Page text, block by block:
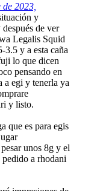
2023,
y
de ver
Legalis Squid
3.5 y a esta caña
lo que dicen
pensando en
a egi y tenerla ya
y listo.
que es para egis
unos 8g y el
a rhodani